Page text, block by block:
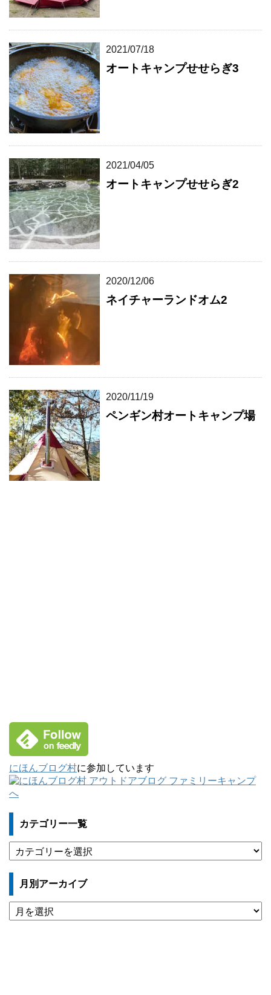
2021/07/18
オートキャンプせせらぎ3
2021/04/05
オートキャンプせせらぎ2
2020/12/06
ネイチャーランドオム2
2020/11/19
ペンギン村オートキャンプ場
にほんブログ村に参加しています
カテゴリー一覧
テ
ゴ
ー
一
覧
月別アーカイブ
月
別